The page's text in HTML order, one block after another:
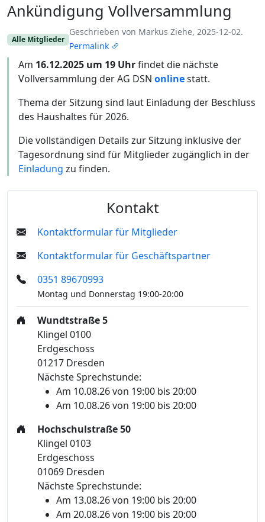
Ankündigung Vollversammlung
Alle Mitglieder
Geschrieben von Markus Ziehe, 2025-12-02.
Permalink
Am 16.12.2025 um 19 Uhrfindet die nächste
Vollversammlung der AG DSN onlinestatt.
Thema der Sitzung sind laut Einladung der Beschluss
des Haushaltes für 2026.
Die vollständigen Details zur Sitzung inklusive der
Tagesordnung sind für Mitglieder zugänglich in der
Einladung zu finden.
Kontakt
Kontaktformular für Mitglieder
Kontaktformular für Geschäftspartner
0351 89670993
Montag und Donnerstag 19:00-20:00
Wundtstraße 5
Klingel 0100
Erdgeschoss
01217 Dresden
Nächste Sprechstunde:
Am 10.08.26 von 19:00 bis 20:00
Am 10.08.26 von 19:00 bis 20:00
Hochschulstraße 50
Klingel 0103
Erdgeschoss
01069 Dresden
Nächste Sprechstunde:
Am 13.08.26 von 19:00 bis 20:00
Am 20.08.26 von 19:00 bis 20:00